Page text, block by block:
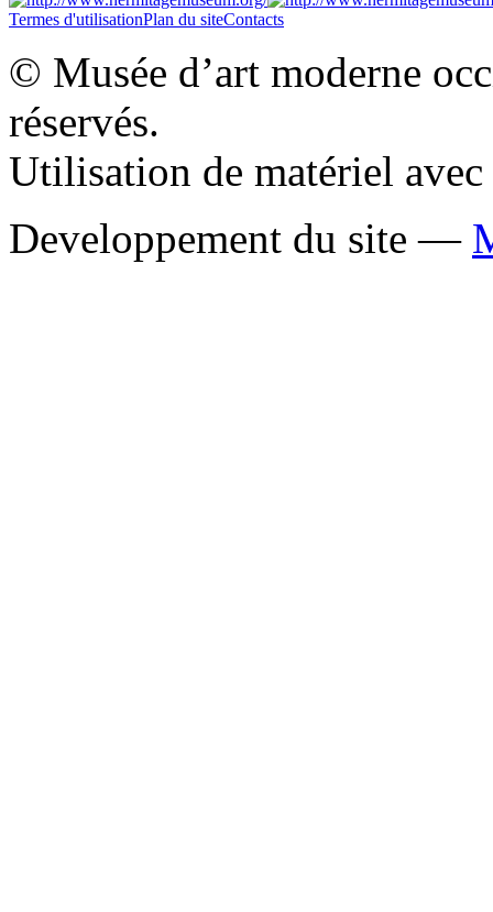
Termes d'utilisationPlan du siteContacts
© Musée d’art moderne
réservés.
Utilisation de matériel avec
Developpement du site —